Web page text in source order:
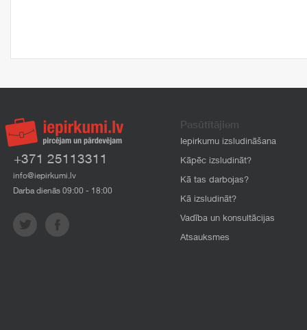
+371 25113311
info@iepirkumi.lv
Darba dienās 09:00 - 18:00
Pasūtītājiem
Iepirkumu izsludināšana
Kāpēc izsludināt?
Kā tas darbojas?
Kā izsludināt?
Vadība un konsultācijas
Atsauksmes